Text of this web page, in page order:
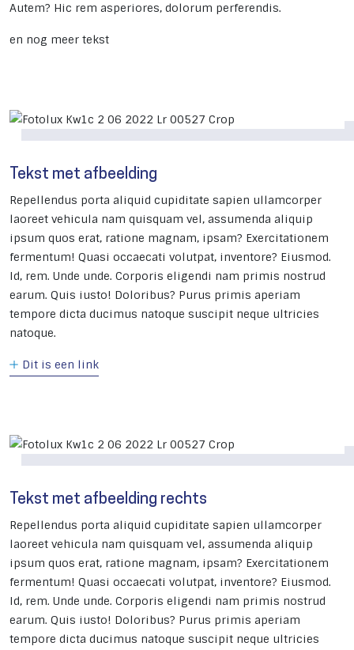
Autem? Hic rem asperiores, dolorum perferendis.
en nog meer tekst
Tekst met afbeelding
Repellendus porta aliquid cupiditate sapien ullamcorper
laoreet vehicula nam quisquam vel, assumenda aliquip
ipsum quos erat, ratione magnam, ipsam? Exercitationem
fermentum! Quasi occaecati volutpat, inventore? Eiusmod.
Id, rem. Unde unde. Corporis eligendi nam primis nostrud
earum. Quis iusto! Doloribus? Purus primis aperiam
tempore dicta ducimus natoque suscipit neque ultricies
natoque.
Dit is een link
Tekst met afbeelding rechts
Repellendus porta aliquid cupiditate sapien ullamcorper
laoreet vehicula nam quisquam vel, assumenda aliquip
ipsum quos erat, ratione magnam, ipsam? Exercitationem
fermentum! Quasi occaecati volutpat, inventore? Eiusmod.
Id, rem. Unde unde. Corporis eligendi nam primis nostrud
earum. Quis iusto! Doloribus? Purus primis aperiam
tempore dicta ducimus natoque suscipit neque ultricies